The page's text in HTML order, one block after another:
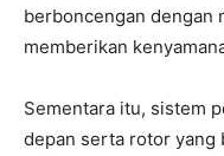
berboncengan dengan
memberikan
Sementara itu, sistem
depan serta rotor yang